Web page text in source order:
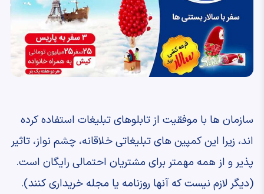
سازمان ها با موفقیت از تابلوهای تبلیغات استفاده کرده
اند، زیرا این کمپین های تبلیغاتی خلاقانه، چشم نواز، تاثیر
پذیر و از همه مهمتر برای مشتریان احتمالی رایگان است.
(دیگر لازم نیست که آنها روزنامه یا مجله خریداری کنند).